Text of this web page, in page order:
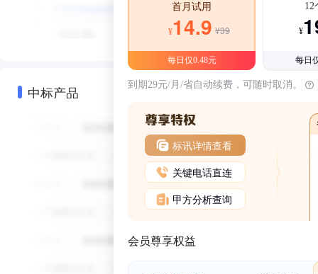
中标产品
首月试用
¥14.9 ¥39
每日仅0.48元
12
¥
每日
到期29元/月/省自动续费，可随时取消。
标讯详情查看
关键电话直连
甲方分析查询
会员尊享权益